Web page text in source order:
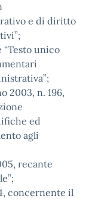
e di diritto
“Testo unico
2003, n. 196,
ed
agli
recante
concernente il